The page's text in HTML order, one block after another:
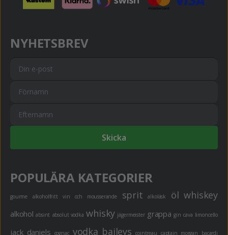
NYHETSBREV
Skicka
POPULÄRA KATEGORIER
gourme alkoholfritt vin och mousserande sprit alkoläsk öl whiskey
alkohol absint absolut vodka whisky jägermeister grappa gin cava limoncello
jack daniels cognac vodka baileys cointreau captain morgan bacardi